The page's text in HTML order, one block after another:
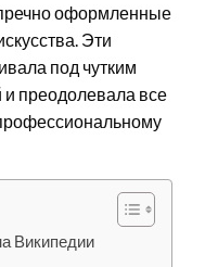
оформленные
Эти
под чутким
и преодолевала все
Википедии